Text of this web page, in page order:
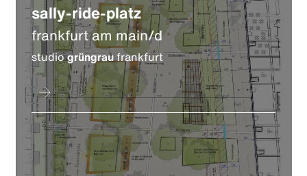
sally-ride-platz
frankfurt am main/d
studiogrüngraufrankfurt